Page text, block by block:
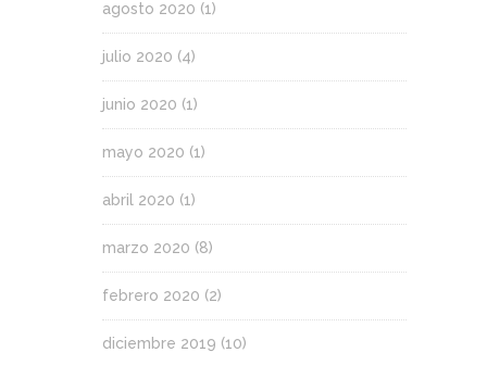
agosto 2020 (1)
julio 2020 (4)
junio 2020 (1)
mayo 2020 (1)
abril 2020 (1)
marzo 2020 (8)
febrero 2020 (2)
diciembre 2019 (10)